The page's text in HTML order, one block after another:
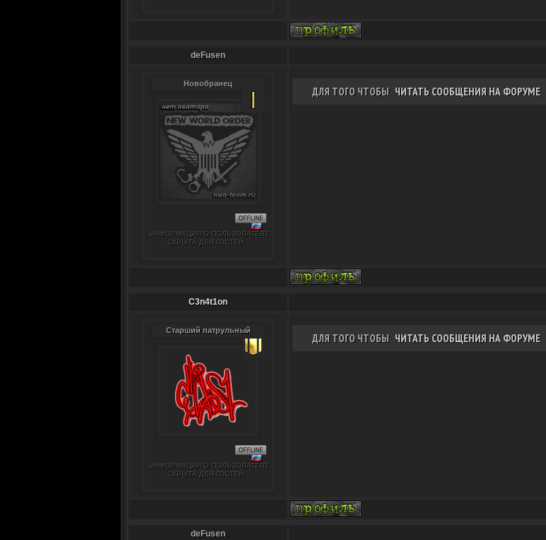
deFusen
Новобранец
ИНФОРМАЦИЯ О ПОЛЬЗОВАТЕЛЕ
СКРЫТА ДЛЯ ГОСТЕЙ.
ДЛЯ ТОГО ЧТОБЫ ЧИТАТЬ СООБЩЕНИЯ НА ФОРУМЕ
C3n4t1on
Старший патрульный
ИНФОРМАЦИЯ О ПОЛЬЗОВАТЕЛЕ
СКРЫТА ДЛЯ ГОСТЕЙ.
ДЛЯ ТОГО ЧТОБЫ ЧИТАТЬ СООБЩЕНИЯ НА ФОРУМЕ
deFusen